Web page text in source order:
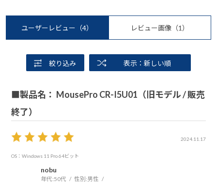
ユーザーレビュー （4） レビュー画像 （1）
絞り込み 表示：新しい順
■製品名： MousePro CR-I5U01（旧モデル / 販売
終了）
2024.11.17
OS：Windows 11 Pro 64ビット
nobu
年代:50代 性別:男性